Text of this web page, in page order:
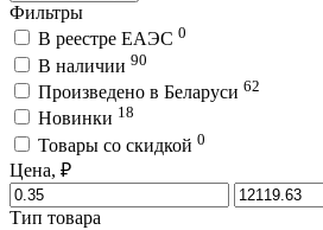
Фильтры
В реестре ЕАЭС 0
В наличии 90
Произведено в Беларуси 62
Новинки 18
Товары со скидкой 0
Цена, ₽
Тип товара